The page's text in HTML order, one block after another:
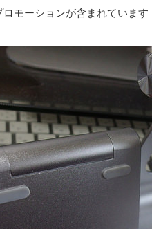
モーションが含まれています